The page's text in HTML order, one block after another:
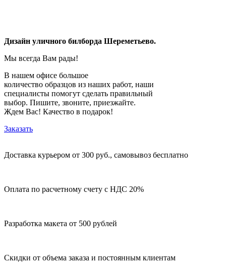
Дизайн уличного билборда Шереметьево.
Мы всегда Вам рады!
В нашем офисе большое
количество образцов из наших работ, наши
специалисты помогут сделать правильный
выбор. Пишите, звоните, приезжайте.
Ждем Вас! Качество в подарок!
Заказать
Доставка курьером от 300 руб., самовывоз бесплатно
Оплата по расчетному счету с НДС 20%
Разработка макета от 500 рублей
Скидки от объема заказа и постоянным клиентам